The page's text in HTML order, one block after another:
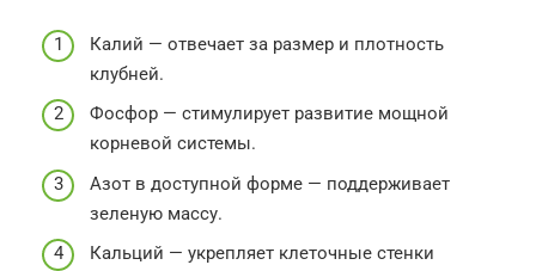
Калий — отвечает за размер и плотность
клубней.
Фосфор — стимулирует развитие мощной
корневой системы.
Азот в доступной форме — поддерживает
зеленую массу.
Кальций — укрепляет клеточные стенки